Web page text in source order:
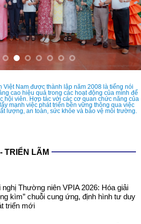
Việt Nam được thành lập năm 2008 là tiếng nói
cao hiệu quả trong các hoạt động của mình để
hội viên. Hợp tác với các cơ quan chức năng của
mạnh việc phát triển bền vững thông qua việc
lượng, an toàn, sức khỏe và bảo vệ môi trường.
TRIỂN LÃM
nghị Thường niên VPIA 2026: Hóa giải
kìm” chuỗi cung ứng, định hình tư duy
triển mới